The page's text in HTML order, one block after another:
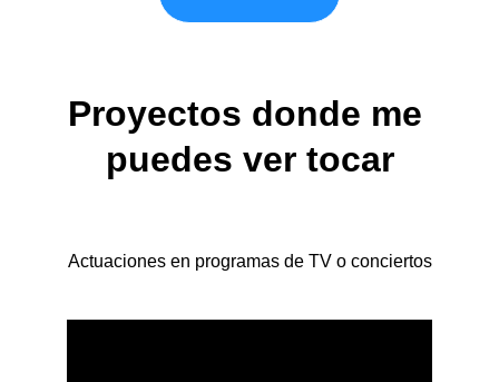
Proyectos donde me
puedes ver tocar
Actuaciones en programas de TV o conciertos